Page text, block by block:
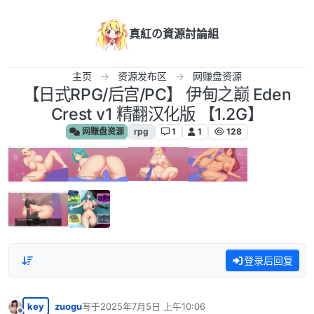
真紅の資源討論組
主页 资源发布区 网赚盘资源
【日式RPG/后宫/PC】 伊甸之巅 Eden
Crest v1 精翻汉化版 【1.2G】
网赚盘资源 rpg 1 1 128
登录后回复
key zuogu写于2025年7月5日 上午10:06